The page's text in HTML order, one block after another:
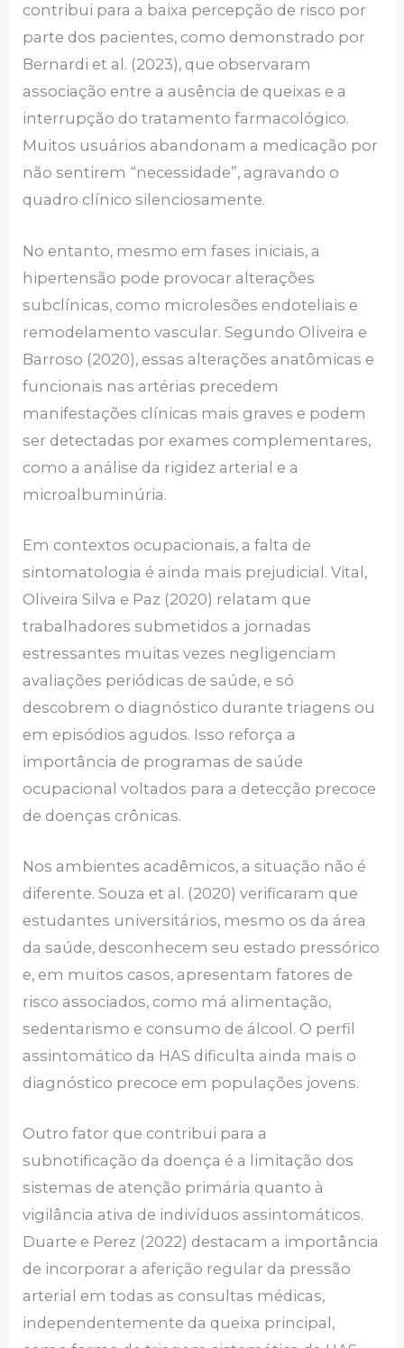
contribui para a baixa percepção de risco por
parte dos pacientes, como demonstrado por
Bernardi et al. (2023), que observaram
associação entre a ausência de queixas e a
interrupção do tratamento farmacológico.
Muitos usuários abandonam a medicação por
não sentirem “necessidade”, agravando o
quadro clínico silenciosamente.
No entanto, mesmo em fases iniciais, a
hipertensão pode provocar alterações
subclínicas, como microlesões endoteliais e
remodelamento vascular. Segundo Oliveira e
Barroso (2020), essas alterações anatômicas e
funcionais nas artérias precedem
manifestações clínicas mais graves e podem
ser detectadas por exames complementares,
como a análise da rigidez arterial e a
microalbuminúria.
Em contextos ocupacionais, a falta de
sintomatologia é ainda mais prejudicial. Vital,
Oliveira Silva e Paz (2020) relatam que
trabalhadores submetidos a jornadas
estressantes muitas vezes negligenciam
avaliações periódicas de saúde, e só
descobrem o diagnóstico durante triagens ou
em episódios agudos. Isso reforça a
importância de programas de saúde
ocupacional voltados para a detecção precoce
de doenças crônicas.
Nos ambientes acadêmicos, a situação não é
diferente. Souza et al. (2020) verificaram que
estudantes universitários, mesmo os da área
da saúde, desconhecem seu estado pressórico
e, em muitos casos, apresentam fatores de
risco associados, como má alimentação,
sedentarismo e consumo de álcool. O perfil
assintomático da HAS dificulta ainda mais o
diagnóstico precoce em populações jovens.
Outro fator que contribui para a
subnotificação da doença é a limitação dos
sistemas de atenção primária quanto à
vigilância ativa de indivíduos assintomáticos.
Duarte e Perez (2022) destacam a importância
de incorporar a aferição regular da pressão
arterial em todas as consultas médicas,
independentemente da queixa principal,